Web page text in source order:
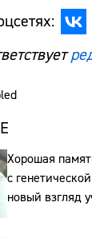
Хорошая
с
новый взгляд